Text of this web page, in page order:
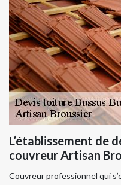
L’établissement de
couvreur Artisan
Couvreur professionnel qui